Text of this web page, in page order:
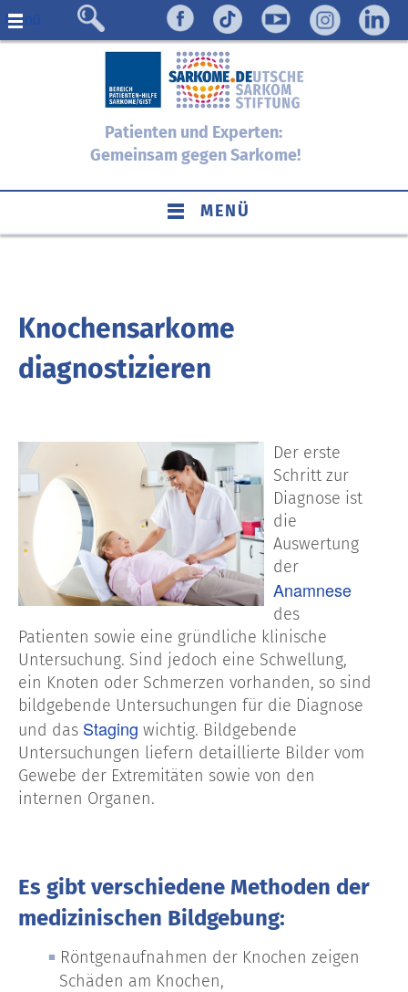
Menü
Patienten und Experten:
Gemeinsam gegen Sarkome!
MENÜ
Knochensarkome
diagnostizieren
Der erste
Schritt zur
Diagnose ist
die
Auswertung
der
Anamnese
des
Patienten sowie eine gründliche klinische
Untersuchung. Sind jedoch eine Schwellung,
ein Knoten oder Schmerzen vorhanden, so sind
bildgebende Untersuchungen für die Diagnose
und das Staging wichtig. Bildgebende
Untersuchungen liefern detaillierte Bilder vom
Gewebe der Extremitäten sowie von den
internen Organen.
Es gibt verschiedene Methoden der
medizinischen Bildgebung:
Röntgenaufnahmen der Knochen zeigen
Schäden am Knochen,